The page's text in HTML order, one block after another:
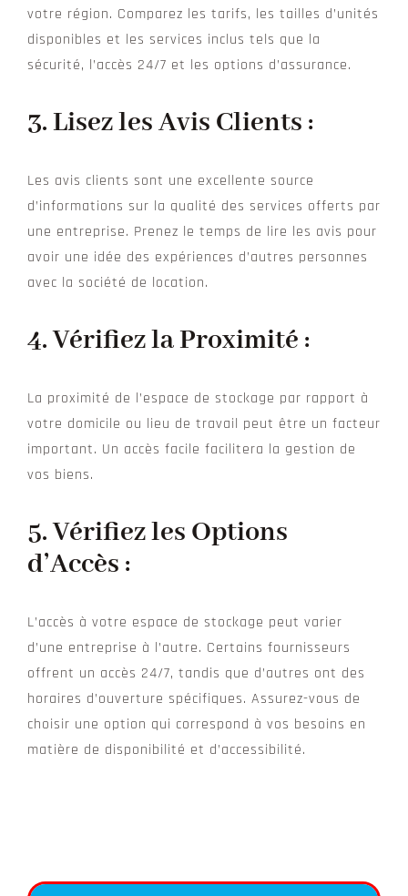
votre région. Comparez les tarifs, les tailles d’unités
disponibles et les services inclus tels que la
sécurité, l’accès 24/7 et les options d’assurance.
3.Lisez les Avis Clients :
Les avis clients sont une excellente source
d’informations sur la qualité des services offerts par
une entreprise. Prenez le temps de lire les avis pour
avoir une idée des expériences d’autres personnes
avec la société de location.
4.Vérifiez la Proximité :
La proximité de l’espace de stockage par rapport à
votre domicile ou lieu de travail peut être un facteur
important. Un accès facile facilitera la gestion de
vos biens.
5. Vérifiez les Options
d’Accès :
L’accès à votre espace de stockage peut varier
d’une entreprise à l’autre. Certains fournisseurs
offrent un accès 24/7, tandis que d’autres ont des
horaires d’ouverture spécifiques. Assurez-vous de
choisir une option qui correspond à vos besoins en
matière de disponibilité et d’accessibilité.